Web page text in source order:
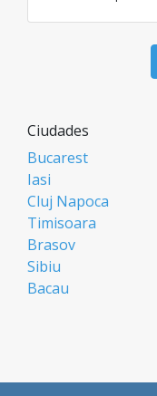
Ciudades
Bucarest
Iasi
Cluj Napoca
Timisoara
Brasov
Sibiu
Bacau